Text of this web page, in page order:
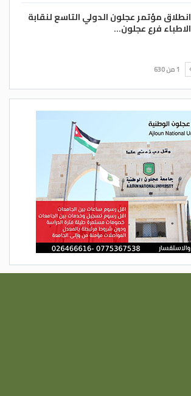
انطلاق مؤتمر عجلون الدولي التاسع لنقابة
الاطباء فرع عجلون…
1 من 630